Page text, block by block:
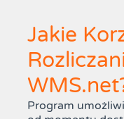
Jakie
Program